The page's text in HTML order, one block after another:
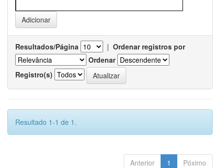
Resultados/Página | Ordenar registros por
Ordenar
Registro(s)
Resultado 1-1 de 1.
Anterior 1 Póximo